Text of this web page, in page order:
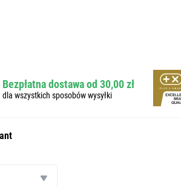
Bezpłatna dostawa od 30,00 zł
dla wszystkich sposobów wysyłki